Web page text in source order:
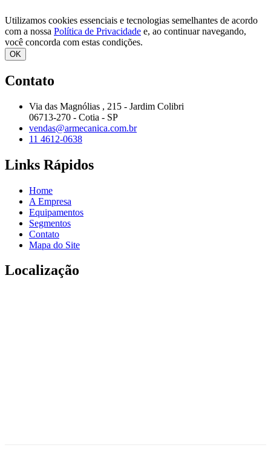
Utilizamos cookies essenciais e tecnologias semelhantes de acordo
com a nossa Política de Privacidade e, ao continuar navegando,
você concorda com estas condições.
OK
Contato
Via das Magnólias , 215 - Jardim Colibri
06713-270 - Cotia - SP
vendas@armecanica.com.br
11 4612-0638
Links Rápidos
Home
A Empresa
Equipamentos
Segmentos
Contato
Mapa do Site
Localização